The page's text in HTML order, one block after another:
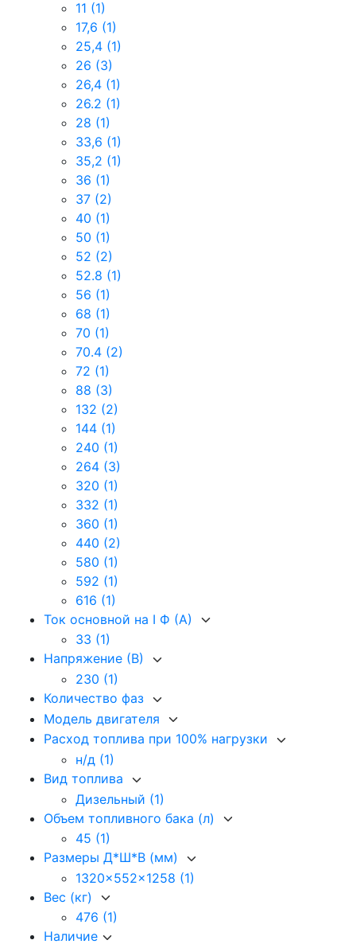
11 (1)
17,6 (1)
25,4 (1)
26 (3)
26,4 (1)
26.2 (1)
28 (1)
33,6 (1)
35,2 (1)
36 (1)
37 (2)
40 (1)
50 (1)
52 (2)
52.8 (1)
56 (1)
68 (1)
70 (1)
70.4 (2)
72 (1)
88 (3)
132 (2)
144 (1)
240 (1)
264 (3)
320 (1)
332 (1)
360 (1)
440 (2)
580 (1)
592 (1)
616 (1)
Ток основной на I Ф (А)
33 (1)
Напряжение (В)
230 (1)
Количество фаз
Модель двигателя
Расход топлива при 100% нагрузки
н/д (1)
Вид топлива
Дизельный (1)
Объем топливного бака (л)
45 (1)
Размеры Д*Ш*В (мм)
1320x552x1258 (1)
Вес (кг)
476 (1)
Наличие